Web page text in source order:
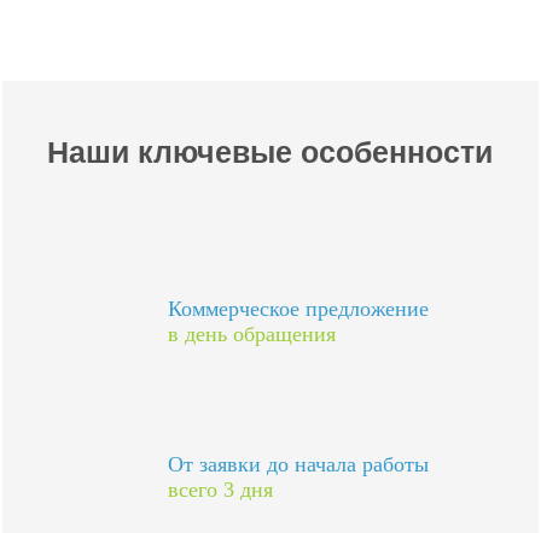
Наши ключевые особенности
Коммерческое предложение
в день обращения
От заявки до начала работы
всего 3 дня